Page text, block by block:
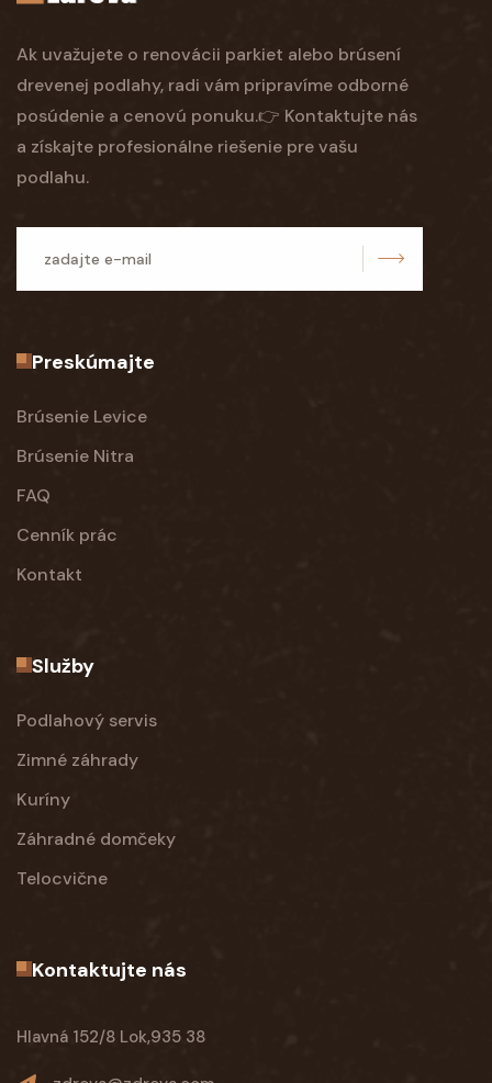
Ak uvažujete o renovácii parkiet alebo brúsení
drevenej podlahy, radi vám pripravíme odborné
posúdenie a cenovú ponuku.👉 Kontaktujte nás
a získajte profesionálne riešenie pre vašu
podlahu.
Preskúmajte
Brúsenie Levice
Brúsenie Nitra
FAQ
Cenník prác
Kontakt
Služby
Podlahový servis
Zimné záhrady
Kuríny
Záhradné domčeky
Telocvične
Kontaktujte nás
Hlavná 152/8 Lok,935 38